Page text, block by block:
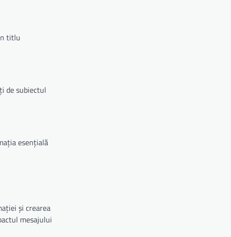
titlu
de subiectul
esențială
și crearea
mesajului